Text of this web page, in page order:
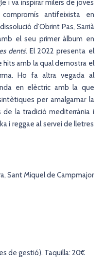
i va inspirar milers de joves
antifeixista en
d’Obrint Pas, Sarrià
el seu primer àlbum en
dents’. El 2022 presenta el
hits amb la qual demostra el
Ho fa altra vegada al
en elèctric amb la que
per amalgamar la
de la tradició mediterrània i
i reggae al servei de lletres
Sant Miquel de Campmajor
de gestió). Taquilla: 20€